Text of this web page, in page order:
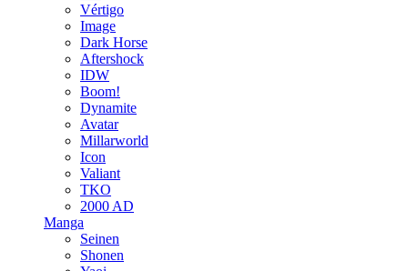
Vértigo
Image
Dark Horse
Aftershock
IDW
Boom!
Dynamite
Avatar
Millarworld
Icon
Valiant
TKO
2000 AD
Manga
Seinen
Shonen